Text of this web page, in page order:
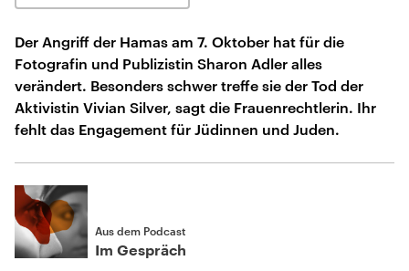
Der Angriff der Hamas am 7. Oktober hat für die
Fotografin und Publizistin Sharon Adler alles
verändert. Besonders schwer treffe sie der Tod der
Aktivistin Vivian Silver, sagt die Frauenrechtlerin. Ihr
fehlt das Engagement für Jüdinnen und Juden.
Aus dem Podcast
Im Gespräch